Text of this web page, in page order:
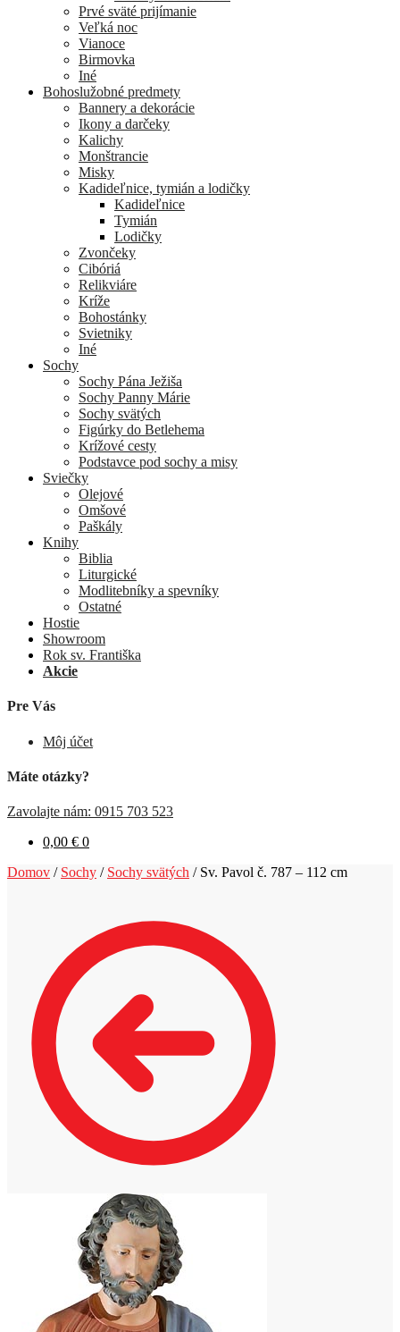
Prvé sväté prijímanie
Veľká noc
Vianoce
Birmovka
Iné
Bohoslužobné predmety
Bannery a dekorácie
Ikony a darčeky
Kalichy
Monštrancie
Misky
Kadideľnice, tymián a lodičky
Kadideľnice
Tymián
Lodičky
Zvončeky
Cibóriá
Relikviáre
Kríže
Bohostánky
Svietniky
Iné
Sochy
Sochy Pána Ježiša
Sochy Panny Márie
Sochy svätých
Figúrky do Betlehema
Krížové cesty
Podstavce pod sochy a misy
Sviečky
Olejové
Omšové
Paškály
Knihy
Biblia
Liturgické
Modlitebníky a spevníky
Ostatné
Hostie
Showroom
Rok sv. Františka
Akcie
Pre Vás
Môj účet
Máte otázky?
Zavolajte nám: 0915 703 523
0,00 € 0
Domov / Sochy / Sochy svätých / Sv. Pavol č. 787 – 112 cm